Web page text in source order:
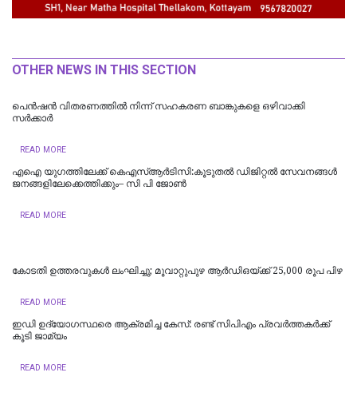
OTHER NEWS IN THIS SECTION
പെൻഷൻ വിതരണത്തിൽ നിന്ന് സഹകരണ ബാങ്കുകളെ ഒഴിവാക്കി
സർക്കാർ
READ MORE
എഐ യുഗത്തിലേക്ക് കെഎസ്ആർടിസി:കൂടുതൽ ഡിജിറ്റൽ സേവനങ്ങൾ
ജനങ്ങളിലേക്കെത്തിക്കും– സി പി ജോൺ
READ MORE
കോടതി ഉത്തരവുകൾ ലംഘിച്ചു; മൂവാറ്റുപുഴ ആർഡിഒയ്ക്ക് 25,000 രൂപ പിഴ
READ MORE
ഇഡി ഉദ്യോഗസ്ഥരെ ആക്രമിച്ച കേസ്: രണ്ട് സിപിഎം പ്രവർത്തകർക്ക്
കൂടി ജാമ്യം
READ MORE